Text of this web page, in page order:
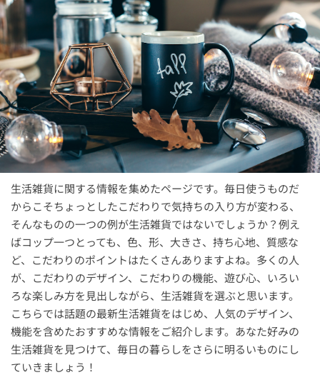
生活雑貨に関する情報を集めたページです。毎日使うものだ
からこそちょっとしたこだわりで気持ちの入り方が変わる、
そんなものの一つの例が生活雑貨ではないでしょうか？例え
ばコップ一つとっても、色、形、大きさ、持ち心地、質感な
ど、こだわりのポイントはたくさんありますよね。多くの人
が、こだわりのデザイン、こだわりの機能、遊び心、いろい
ろな楽しみ方を見出しながら、生活雑貨を選ぶと思います。
こちらでは話題の最新生活雑貨をはじめ、人気のデザイン、
機能を含めたおすすめな情報をご紹介します。あなた好みの
生活雑貨を見つけて、毎日の暮らしをさらに明るいものにし
ていきましょう！